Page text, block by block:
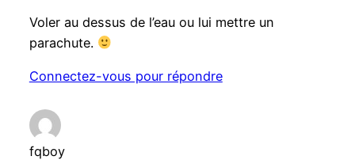
Voler au dessus de l’eau ou lui mettre un
parachute.
Connectez-vous pour répondre
fqboy